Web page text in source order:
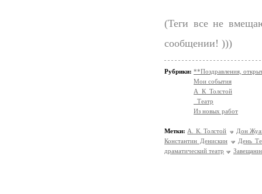
(Теги все не
сообщении! )))
Рубрики: **Поздравления,
Мои события
А_К_Толстой
_Театр
Из новых работ
Метки: А. К. Толстой
Дон
Константин Денискин
День
драматический театр